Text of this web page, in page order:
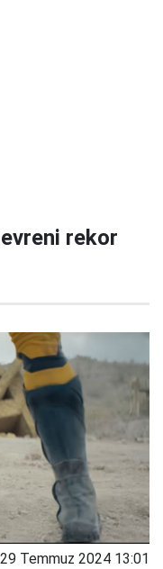
rekor
29 Temmuz 2024 13:01